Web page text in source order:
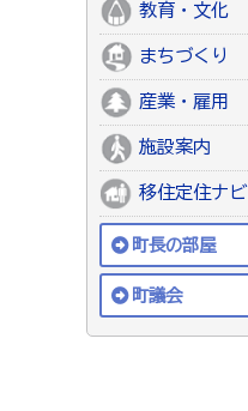
教育・文化
まちづくり
産業・雇用
施設案内
移住定住ナビ
町長の部屋
町議会